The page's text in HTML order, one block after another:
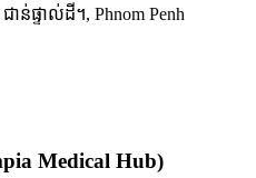
ជាន់ផ្ទាល់ដី។, Phnom Penh
Medical Hub)